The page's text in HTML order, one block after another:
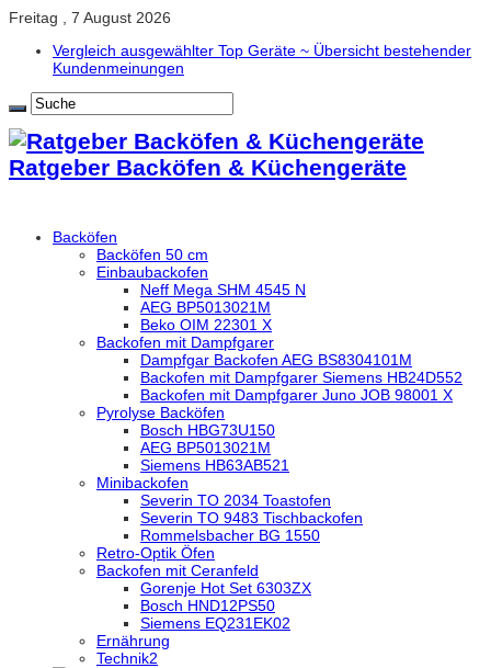
Freitag , 7 August 2026
Vergleich ausgewählter Top Geräte ~ Übersicht bestehender
Kundenmeinungen
Ratgeber Backöfen & Küchengeräte
Backöfen
Backöfen 50 cm
Einbaubackofen
Neff Mega SHM 4545 N
AEG BP5013021M
Beko OIM 22301 X
Backofen mit Dampfgarer
Dampfgar Backofen AEG BS8304101M
Backofen mit Dampfgarer Siemens HB24D552
Backofen mit Dampfgarer Juno JOB 98001 X
Pyrolyse Backöfen
Bosch HBG73U150
AEG BP5013021M
Siemens HB63AB521
Minibackofen
Severin TO 2034 Toastofen
Severin TO 9483 Tischbackofen
Rommelsbacher BG 1550
Retro-Optik Öfen
Backofen mit Ceranfeld
Gorenje Hot Set 6303ZX
Bosch HND12PS50
Siemens EQ231EK02
Ernährung
Technik2